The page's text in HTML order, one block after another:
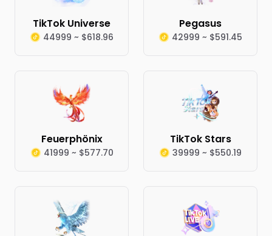
TikTok Universe
44999 ~ $618.96
Pegasus
42999 ~ $591.45
Feuerphönix
41999 ~ $577.70
TikTok Stars
39999 ~ $550.19